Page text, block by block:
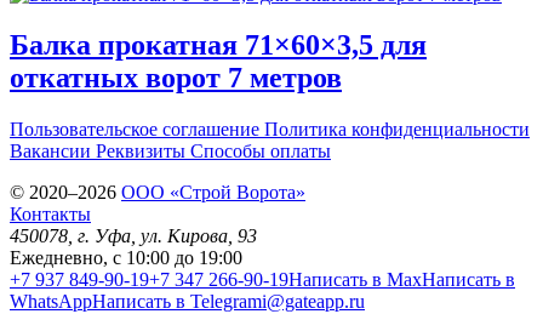
Балка прокатная 71×60×3,5 для
откатных ворот 7 метров
Пользовательское соглашение Политика конфиденциальности
Вакансии Реквизиты Способы оплаты
© 2020–2026 OOO «Строй Ворота»
Контакты
450078 , г. Уфа ул. Кирова, 93
Ежедневно, с 10:00 до 19:00
+7 937 849-90-19+7 347 266-90-19Написать в MaxНаписать в
WhatsAppНаписать в Telegrami@gateapp.ru